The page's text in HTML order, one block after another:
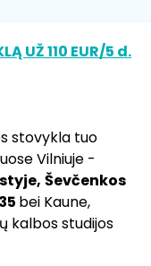
UŽ 110 EUR/5 d.
stovykla tuo
Vilniuje -
Ševčenkos
bei Kaune,
kalbos studijos